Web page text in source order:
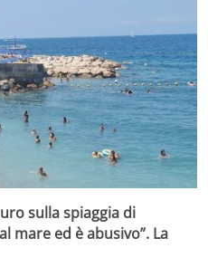
sulla spiaggia di
mare ed è abusivo”. La